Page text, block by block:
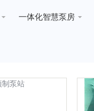
一体化智慧泵房